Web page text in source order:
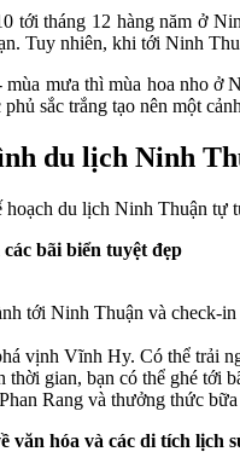
tới tháng 12 hàng năm ở
Tuy nhiên, khi tới Ninh
mưa thì mùa hoa nho ở
sắc trắng tạo nên một
du lịch Ninh
hoạch du lịch Ninh Thuận tự
bãi biển tuyệt đẹp
tới Ninh Thuận và check-in
vịnh Vĩnh Hy. Có thể trải
thời gian, bạn có thể ghé tới
Rang và thưởng thức
văn hóa và các di tích lịch